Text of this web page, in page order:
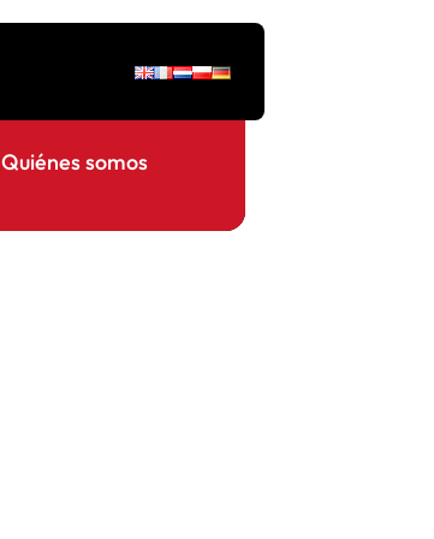
Quiénes somos